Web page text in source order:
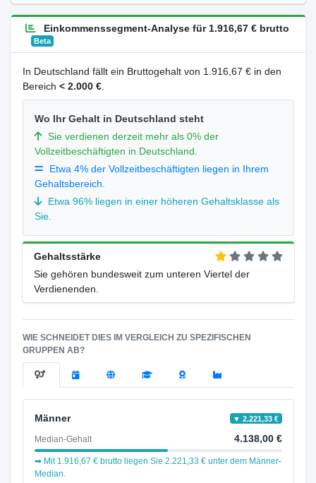
Einkommenssegment-Analyse für 1.916,67 € brutto
Beta
In Deutschland fällt ein Bruttogehalt von 1.916,67 € in den
Bereich < 2.000 €.
Wo Ihr Gehalt in Deutschland steht
Sie verdienen derzeit mehr als 0% der
Vollzeitbeschäftigten in Deutschland.
Etwa 4% der Vollzeitbeschäftigten liegen in Ihrem
Gehaltsbereich.
Etwa 96% liegen in einer höheren Gehaltsklasse als
Sie.
Gehaltsstärke
Sie gehören bundesweit zum unteren Viertel der
Verdienenden.
WIE SCHNEIDET DIES IM VERGLEICH ZU SPEZIFISCHEN
GRUPPEN AB?
Männer ▼ 2.221,33 €
Median-Gehalt 4.138,00 €
➡ Mit 1.916,67 € brutto liegen Sie 2.221,33 € unter dem Männer-
Median.